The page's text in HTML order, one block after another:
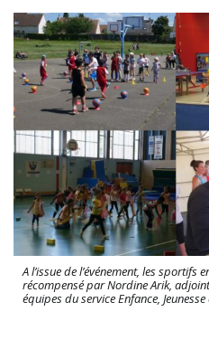
A l’issue de l’événement, les sportifs
récompensé par Nordine Arik,
équipes du service Enfance,